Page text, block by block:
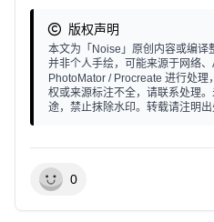
版权声明
本文为「Noise」原创内容或编译
并非个人手绘，可能来源于网络
PhotoMator / Procreate 进行处
权或来源标注不全，请联系处理
途，禁止抹除水印。转载请注明出
0